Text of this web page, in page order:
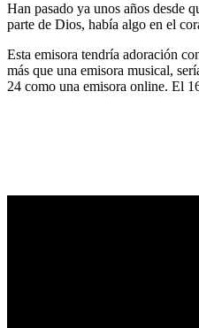
Han pasado ya unos años desde
parte de Dios, había algo en el
Esta emisora tendría adoración
más que una emisora musical,
24 como una emisora online. El